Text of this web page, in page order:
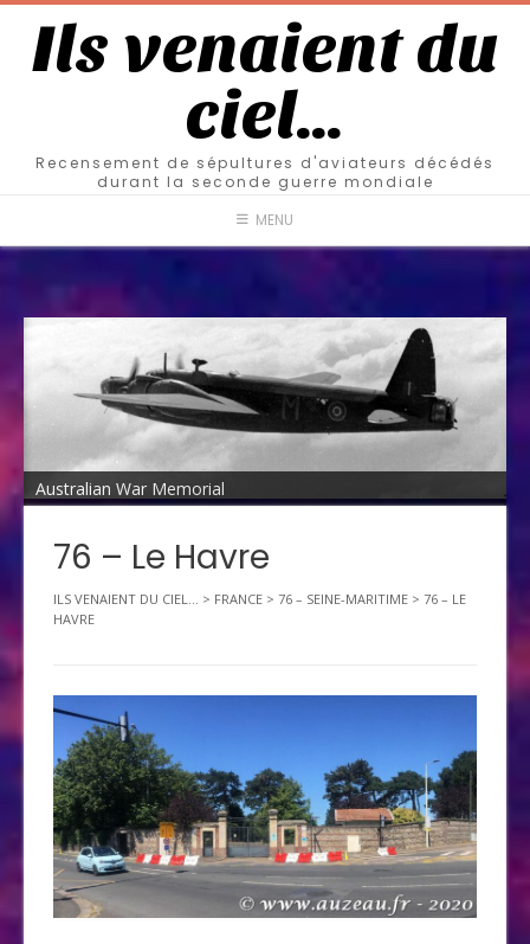
Ils venaient du
ciel…
Recensement de sépultures d'aviateurs décédés
durant la seconde guerre mondiale
MENU
Australian War Memorial
76 – Le Havre
ILS VENAIENT DU CIEL... > FRANCE > 76 – SEINE-MARITIME > 76 – LE
HAVRE